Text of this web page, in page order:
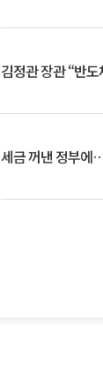
김정관 장관 “반
세금 꺼낸 정부에